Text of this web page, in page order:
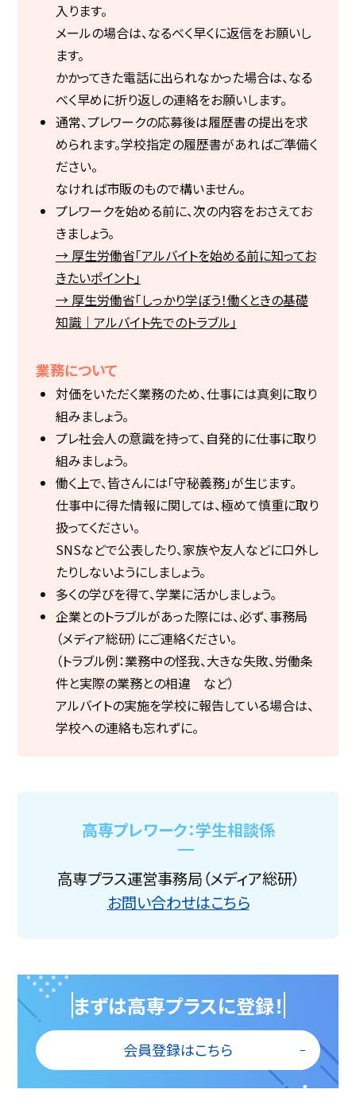
入ります。
メールの場合は、なるべく早くに返信をお願いし
ます。
かかってきた電話に出られなかった場合は、なる
べく早めに折り返しの連絡をお願いします。
通常、プレワークの応募後は履歴書の提出を求
められます。学校指定の履歴書があればご準備く
ださい。
なければ市販のもので構いません。
プレワークを始める前に、次の内容をおさえてお
きましょう。
→ 厚生労働省「アルバイトを始める前に知ってお
きたいポイント」
→ 厚生労働省「しっかり学ぼう！働くときの基礎
知識｜アルバイト先でのトラブル」
業務について
対価をいただく業務のため、仕事には真剣に取り
組みましょう。
プレ社会人の意識を持って、自発的に仕事に取り
組みましょう。
働く上で、皆さんには「守秘義務」が生じます。
仕事中に得た情報に関しては、極めて慎重に取り
扱ってください。
SNSなどで公表したり、家族や友人などに口外し
たりしないようにしましょう。
多くの学びを得て、学業に活かしましょう。
企業とのトラブルがあった際には、必ず、事務局
（メディア総研）にご連絡ください。
（トラブル例：業務中の怪我、大きな失敗、労働条
件と実際の業務との相違 など）
アルバイトの実施を学校に報告している場合は、
学校への連絡も忘れずに。
高専プレワーク：学生相談係
高専プラス運営事務局（メディア総研）
お問い合わせはこちら
まずは高専プラスに登録！
会員登録はこちら